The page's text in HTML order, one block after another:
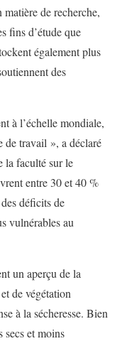
de recherche,
fins d’étude que
également plus
des
à l’échelle mondiale,
de travail », a déclaré
la faculté sur le
entre 30 et 40 %
déficits de
vulnérables au
un aperçu de la
de végétation
à la sécheresse. Bien
secs et moins